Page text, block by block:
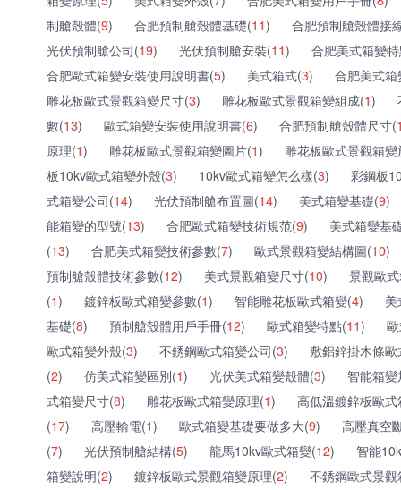
制艙殼體(9) 合肥預制艙殼體基礎(11)
合肥預制艙殼體接
光伏預制艙公司(19) 光伏預制艙安裝(11)
合肥美式箱變
合肥歐式箱變安裝使用說明書(5) 美式箱式(3)
合肥美式
雕花板歐式景觀箱變尺寸(3) 雕花板歐式景觀箱變組成(1)
數(13) 歐式箱變安裝使用說明書(6) 合肥預制艙殼體尺寸(
原理(1) 雕花板歐式景觀箱變圖片(1)
雕花板歐式景觀箱
板10kv歐式箱變外殼(3) 10kv歐式箱變怎么樣(3)
彩鋼板
式箱變公司(14) 光伏預制艙布置圖(14) 美式箱變基礎(9)
能箱變的型號(13) 合肥歐式箱變技術規范(9)
美式箱變基
(13) 合肥美式箱變技術參數(7) 歐式景觀箱變結構圖(10)
預制艙殼體技術參數(12) 美式景觀箱變尺寸(10)
景觀歐
(1) 鍍鋅板歐式箱變參數(1) 智能雕花板歐式箱變(4)
基礎(8) 預制艙殼體用戶手冊(12) 歐式箱變特點(11)
歐式箱變外殼(3) 不銹鋼歐式箱變公司(3)
敷鋁鋅掛木條
(2) 仿美式箱變區別(1) 光伏美式箱變殼體(3)
智能箱
式箱變尺寸(8) 雕花板歐式箱變原理(1)
高低溫鍍鋅板歐
(17) 高壓輸電(1) 歐式箱變基礎要做多大(9)
高壓真空
(7) 光伏預制艙結構(5) 龍馬10kv歐式箱變(12)
智能
箱變說明(2) 鍍鋅板歐式景觀箱變原理(2)
不銹鋼歐式景